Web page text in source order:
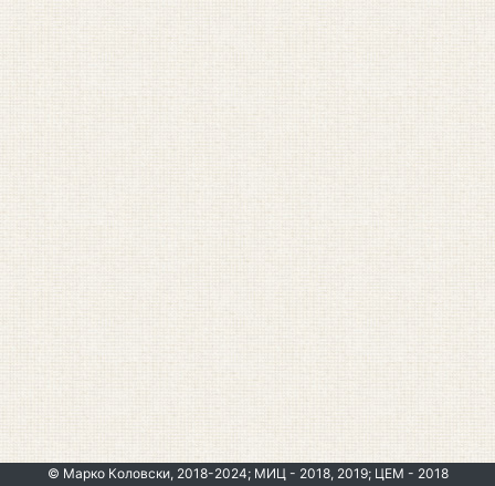
© Марко Коловски, 2018-2024; МИЦ - 2018, 2019; ЦЕМ - 2018